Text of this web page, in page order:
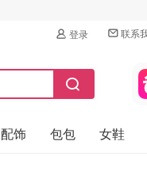
登录 联系
配饰 包包 女鞋